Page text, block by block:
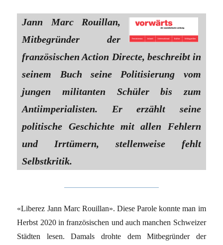
Jann Marc Rouillan,
Mitbegründer der
französischen Action Directe, beschreibt in
seinem Buch seine Politisierung vom
jungen militanten Schüler bis zum
Antiimperialisten. Er erzählt seine
politische Geschichte mit allen Fehlern
und Irrtümern, stellenweise fehlt
Selbstkritik.
«Liberez Jann Marc Rouillan». Diese Parole konnte man im
Herbst 2020 in französischen und auch manchen Schweizer
Städten lesen. Damals drohte dem Mitbegründer der